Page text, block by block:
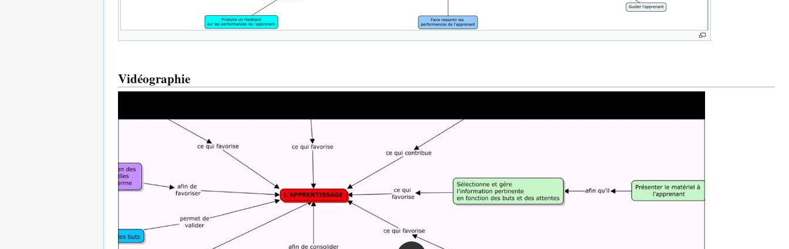
Vidéographie